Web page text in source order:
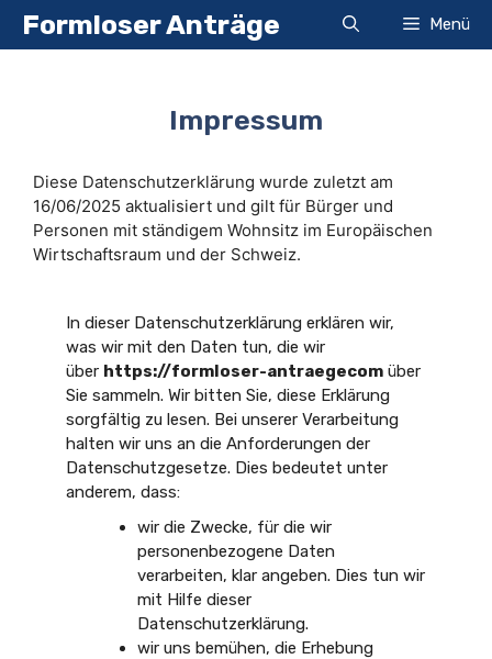
Zum
InhaltFormloser Anträge Menü
Impressum
Diese Datenschutzerklärung wurde zuletzt am
16/06/2025 aktualisiert und gilt für Bürger und
Personen mit ständigem Wohnsitz im Europäischen
Wirtschaftsraum und der Schweiz.
In dieser Datenschutzerklärung erklären wir,
was wir mit den Daten tun, die wir
über https://formloser-antraegecom über
Sie sammeln. Wir bitten Sie, diese Erklärung
sorgfältig zu lesen. Bei unserer Verarbeitung
halten wir uns an die Anforderungen der
Datenschutzgesetze. Dies bedeutet unter
anderem, dass:
wir die Zwecke, für die wir
personenbezogene Daten
verarbeiten, klar angeben. Dies tun wir
mit Hilfe dieser
Datenschutzerklärung.
wir uns bemühen, die Erhebung